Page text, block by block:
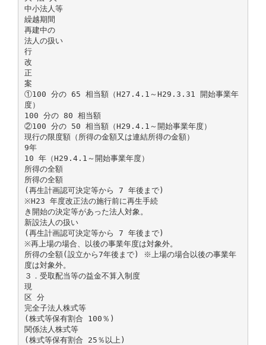
中小法人等
繰越期間
再建中の
法人の扱い
行
改
正
案
①100 分の 65 相当額（H27.4.1～H29.3.31 開始事業年
度）
100 分の 80 相当額
②100 分の 50 相当額（H29.4.1～開始事業年度）
現行の限度額（所得の金額又は連結所得の金額）
9年
10 年（H29.4.1～開始事業年度）
所得の全額
所得の全額
(再生計画認可決定等から 7 年後まで)
※H23 年度改正法の施行前に再生手続
き開始の決定等があった法人対象。
新設法人の扱い
(再生計画認可決定等から 7 年後まで)
※再上場の場合、以後の事業年度は対象外。
所得の全額(設立から7年後まで) ※上場の場合以後の事業年
度は対象外。
３．受取配当等の益金不算入制度
現
区 分
完全子法人株式等
(株式等保有割合 100％)
関係法人株式等
(株式等保有割合 25％以上)